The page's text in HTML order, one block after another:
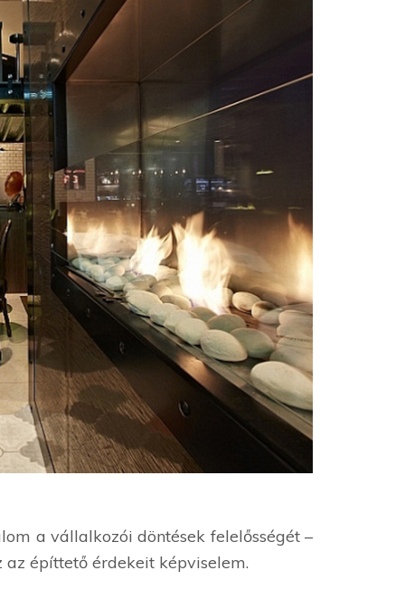
a vállalkozói döntések felelősségét –
az építtető érdekeit képviselem.